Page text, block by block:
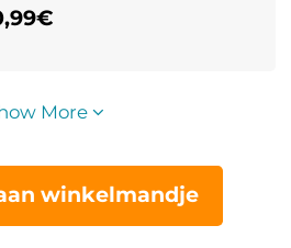
More
winkelmandje